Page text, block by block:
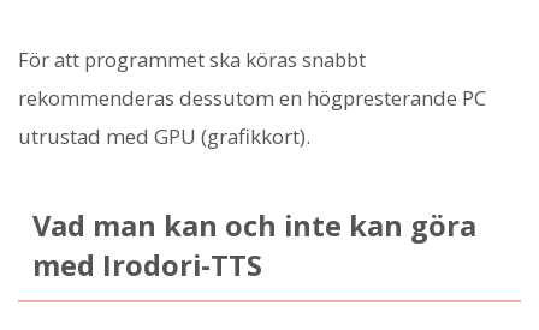
För att programmet ska köras snabbt
rekommenderas dessutom en högpresterande PC
utrustad med GPU (grafikkort).
Vad man kan och inte kan göra
med Irodori-TTS